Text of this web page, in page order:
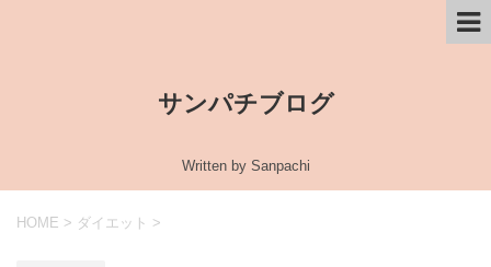
サンパチブログ
Written by Sanpachi
HOME > ダイエット >